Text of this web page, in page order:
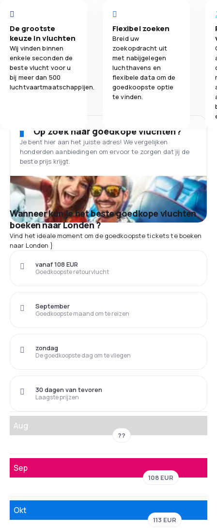
De grootste
keuze in vluchten
Wij vinden binnen
enkele seconden de
beste vlucht voor u
bij meer dan 500
luchtvaartmaatschappijen.
Flexibel zoeken
Breid uw
zoekopdracht uit
met nabijgelegen
luchthavens en
flexibele data om de
goedkoopste optie
te vinden.
Op zoek naar goedkope vluchten?
Je bent hier aan het juiste adres! We vergelijken
honderden aanbiedingen om ervoor te zorgen dat jij de
beste prijs krijgt.
Wanneer kun je het beste goedkope vluchten
boeken naar Londen ?
Vind het ideale moment om de goedkoopste tickets te boeken
naar Londen }
Goedkoopste retourvlucht
vanaf 108 EUR
Goedkoopste maand om te reizen
September
De goedkoopste dag om te vliegen
zondag
Laagste prijzen
30 dagen van tevoren
Aug
??
Sep
108 EUR
Okt
113 EUR